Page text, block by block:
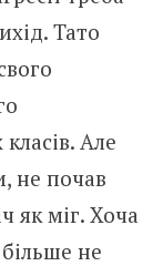
Тато
Але
не почав
як міг. Хоча
не